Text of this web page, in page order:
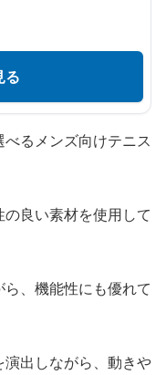
る
るメンズ向けテニス
良い素材を使用して
、機能性にも優れて
出しながら、動きや